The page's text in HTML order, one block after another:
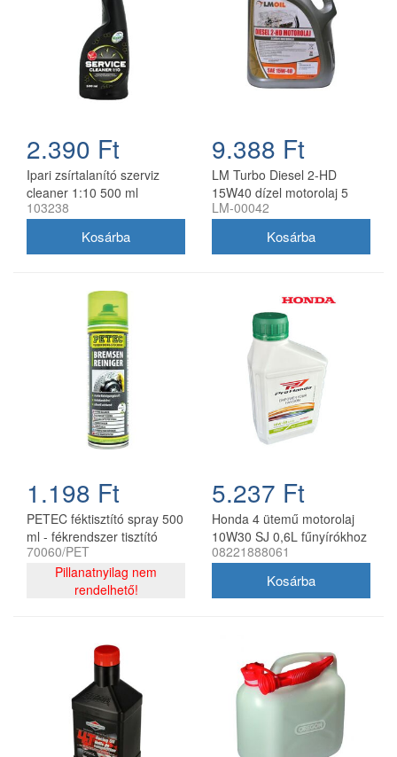
2.390 Ft
Ipari zsírtalanító szerviz
cleaner 1:10 500 ml
szórófejjel
103238
9.388 Ft
LM Turbo Diesel 2-HD
15W40 dízel motorolaj 5
liter
LM-00042
1.198 Ft
PETEC féktisztító spray 500
ml - fékrendszer tisztító
aeroszol
70060/PET
Pillanatnyilag nem
rendelhető!
5.237 Ft
Honda 4 ütemű motorolaj
10W30 SJ 0,6L fűnyírókhoz
08221888061